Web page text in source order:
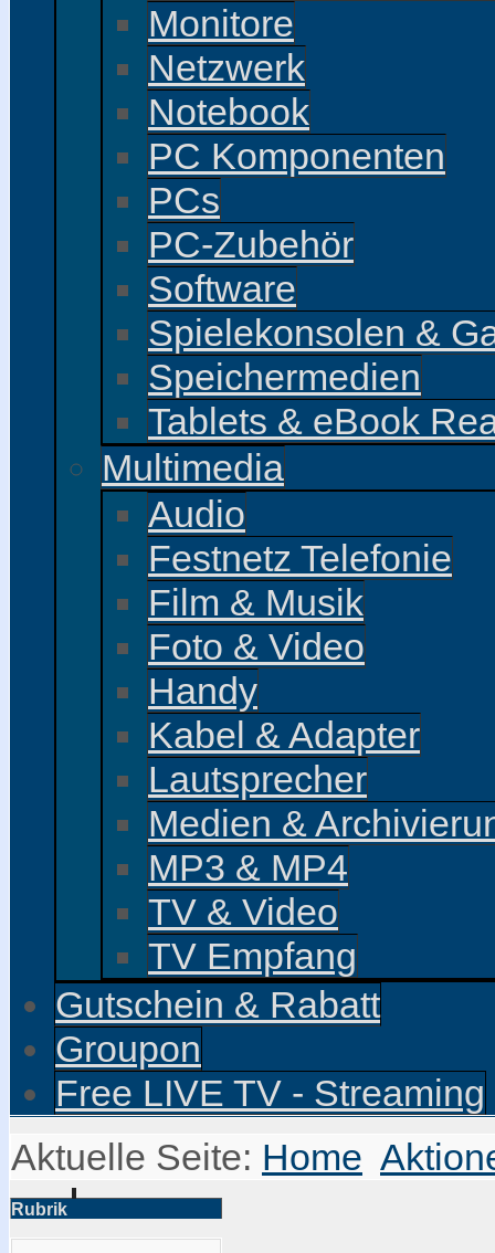
Monitore
Netzwerk
Notebook
PC Komponenten
PCs
PC-Zubehör
Software
Spielekonsolen &
Speichermedien
Tablets & eBook
Multimedia
Audio
Festnetz Telefonie
Film & Musik
Foto & Video
Handy
Kabel & Adapter
Lautsprecher
Medien &
MP3 & MP4
TV & Video
TV Empfang
Gutschein & Rabatt
Groupon
Free LIVE TV - Streaming
Aktuelle Seite: Home
Rubrik